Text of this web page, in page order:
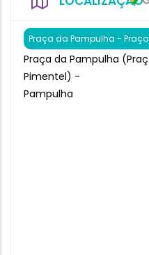
Praça da Pampulha -
Praça da Pampulha
Pimentel) -
Pampulha